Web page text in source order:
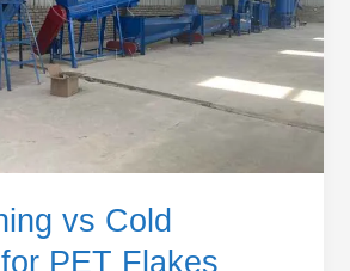
vs Cold
PET Flakes